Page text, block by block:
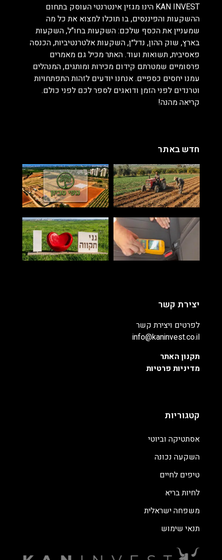
KAN INVEST הינו מגזין אינטרנטי העוסק בתחום
ההשקעות והפיננסים, בו תוכלו למצוא את כל מה
שמעניין את הכסף שלכם: השקעות בחו"ל, השקעות
בארץ, שוק ההון, נדל״ן, השקעות אלטרנטיביות, הכנסה
פאסיבית, תשואות ועוד. האתר מכיל גם מאמרים
פרסומיים שמטרתם קידום מכירות ומותגים, המנהלים
עמנו יחסים כספיים. אנחנו יודעים לזהות התפתחויות
וטרנדים לפני הזמן ודואגים לספר לכם לפני כולם.
קריאה מהנה!
חדש באתר
יצירת קשר
לפרטים ויצירת קשר
info@kaninvest.co.il
תקנון האתר
מדיניות פרטיות
קטגוריות
אסתטיקה וביוטי
השקעה נכונה
טיפים לחיים
לחיות בריא
משפחה ישראלית
תנאי שימוש